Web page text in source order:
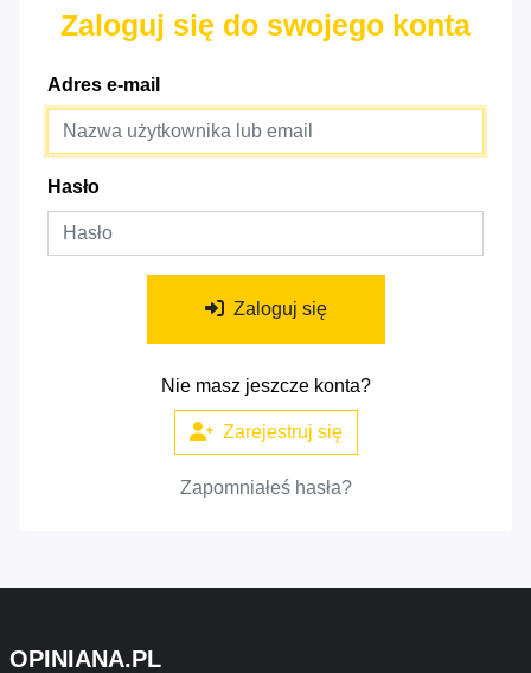
Zaloguj się do swojego konta
Adres e-mail
Hasło
Zaloguj się
Nie masz jeszcze konta?
Zarejestruj się
Zapomniałeś hasła?
OPINIANA.PL